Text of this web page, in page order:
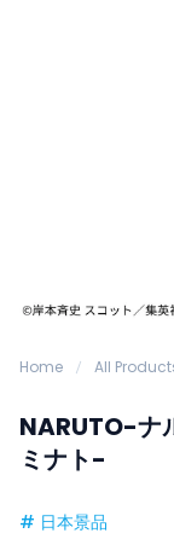
Home All
NARUTO-ナ
ミナト-
# 日本景品